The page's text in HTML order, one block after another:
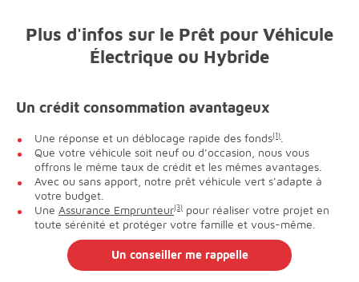
Plus d'infos sur le Prêt pour Véhicule
Électrique ou Hybride
Un crédit consommation avantageux
Une réponse et un déblocage rapide des fonds(1)
Que votre véhicule soit neuf ou d’occasion, nous vous
offrons le même taux de crédit et les mêmes avantages.
Avec ou sans apport, notre prêt véhicule vert s’adapte à
votre budget.
Une Assurance Emprunteur(3) pour réaliser votre projet en
toute sérénité et protéger votre famille et vous-même.
Un conseiller me rappelle